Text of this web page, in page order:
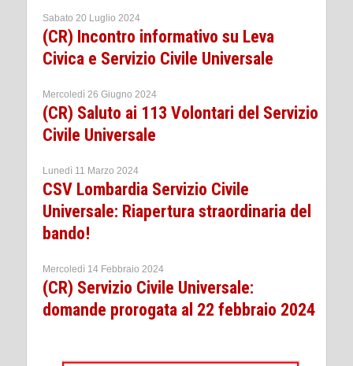
Sabato 20 Luglio 2024
(CR) Incontro informativo su Leva
Civica e Servizio Civile Universale
Mercoledì 26 Giugno 2024
(CR) Saluto ai 113 Volontari del Servizio
Civile Universale
Lunedì 11 Marzo 2024
CSV Lombardia Servizio Civile
Universale: Riapertura straordinaria del
bando!
Mercoledì 14 Febbraio 2024
(CR) Servizio Civile Universale:
domande prorogata al 22 febbraio 2024